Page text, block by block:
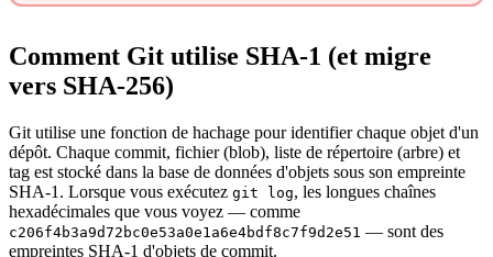
Comment Git utilise SHA-1 (et migre
vers SHA-256)
Git utilise une fonction de hachage pour identifier chaque objet d'un
dépôt. Chaque commit, fichier (blob), liste de répertoire (arbre) et
tag est stocké dans la base de données d'objets sous son empreinte
SHA-1. Lorsque vous exécutez git log, les longues chaînes
hexadécimales que vous voyez — comme
c206f4b3a9d72bc0e53a0e1a6e4bdf8c7f9d2e51 — sont des
empreintes SHA-1 d'objets de commit.